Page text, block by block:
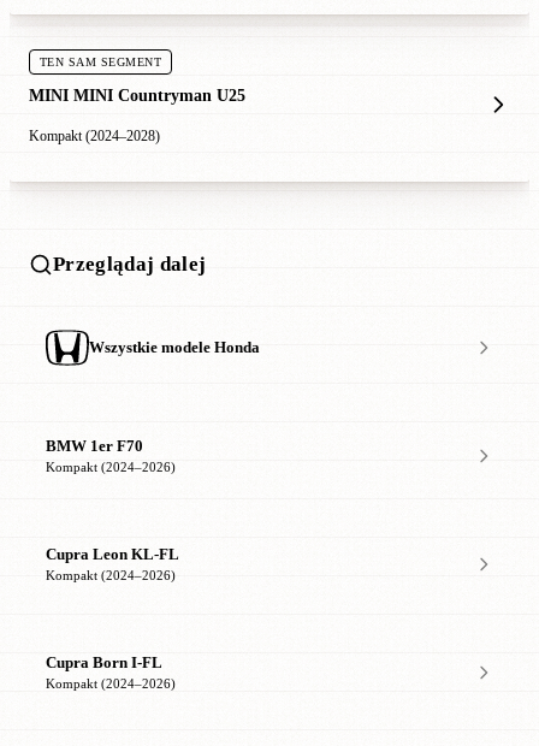
TEN SAM SEGMENT
MINI MINI Countryman U25
Kompakt (2024–2028)
Przeglądaj dalej
Wszystkie modele Honda
BMW 1er F70
Kompakt (2024–2026)
Cupra Leon KL-FL
Kompakt (2024–2026)
Cupra Born I-FL
Kompakt (2024–2026)